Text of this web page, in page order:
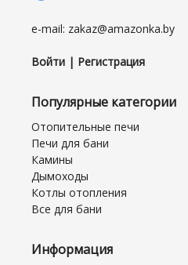
e-mail: zakaz@amazonka.by
Войти | Регистрация
Популярные категории
Отопительные печи
Печи для бани
Камины
Дымоходы
Котлы отопления
Все для бани
Информация